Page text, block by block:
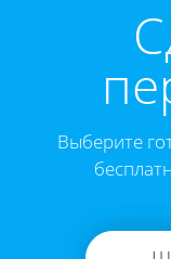
Выберите